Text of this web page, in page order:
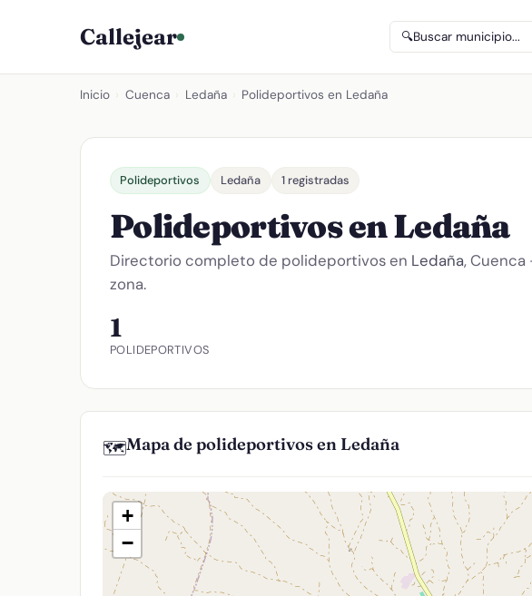
Callejear 🔍Buscar municipio...
Inicio Cuenca Ledaña Polideportivos en Ledaña
Polideportivos Ledaña 1 registradas
Polideportivos en Ledaña
Directorio completo de polideportivos en Ledaña,
zona.
1
POLIDEPORTIVOS
🗺️Mapa de polideportivos en Ledaña
+
−